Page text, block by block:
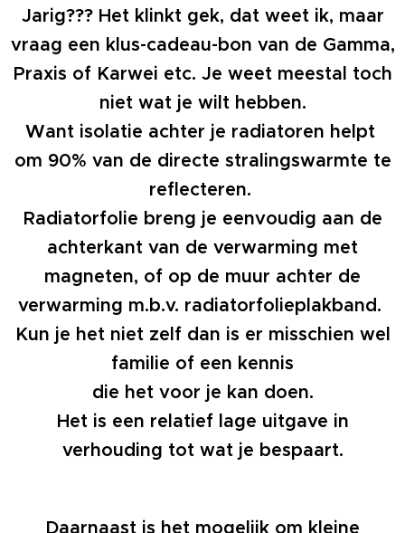
Jarig??? Het klinkt gek, dat weet ik, maar
vraag een klus-cadeau-bon van de Gamma,
Praxis of Karwei etc. Je weet meestal toch
niet wat je wilt hebben.
Want isolatie achter je radiatoren helpt
om 90% van de directe stralingswarmte te
reflecteren.
Radiatorfolie breng je eenvoudig aan de
achterkant van de verwarming met
magneten, of op de muur achter de
verwarming m.b.v. radiatorfolieplakband.
Kun je het niet zelf dan is er misschien wel
familie of een kennis
die het voor je kan doen.
Het is een relatief lage uitgave in
verhouding tot wat je bespaart.
Daarnaast is het mogelijk om kleine